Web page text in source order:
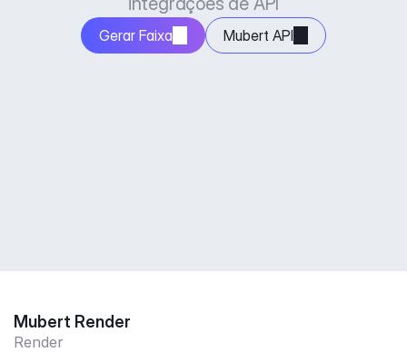
Gerar Faixa Mubert API
Mubert Render
Render